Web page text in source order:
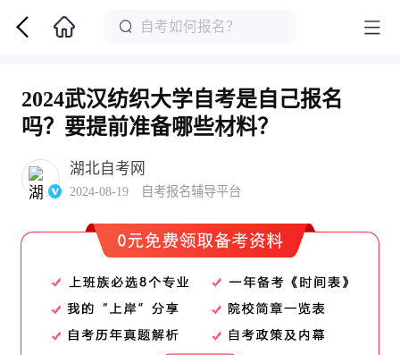
2024武汉纺织大学自考是自己报名
吗？要提前准备哪些材料？
湖北自考网
2024-08-19 自考报名辅导平台